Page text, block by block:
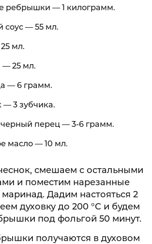
ребрышки — 1 килограмм.
соус — 55 мл.
мл.
— 25 мл.
— 6 грамм.
— 3 зубчика.
черный перец — 3-6 грамм.
масло — 10 мл.
смешаем с остальными
и поместим нарезанные
Дадим настояться 2
духовку до 200 °C и будем
под фольгой 50 минут.
получаются в духовом